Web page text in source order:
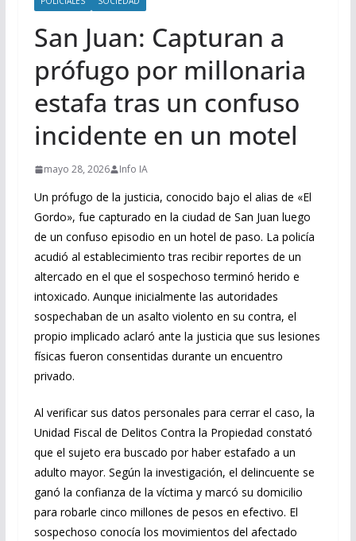
San Juan: Capturan a
prófugo por millonaria
estafa tras un confuso
incidente en un motel
mayo 28, 2026 Info IA
Un prófugo de la justicia, conocido bajo el alias de «El
Gordo», fue capturado en la ciudad de San Juan luego
de un confuso episodio en un hotel de paso. La policía
acudió al establecimiento tras recibir reportes de un
altercado en el que el sospechoso terminó herido e
intoxicado. Aunque inicialmente las autoridades
sospechaban de un asalto violento en su contra, el
propio implicado aclaró ante la justicia que sus lesiones
físicas fueron consentidas durante un encuentro
privado.
Al verificar sus datos personales para cerrar el caso, la
Unidad Fiscal de Delitos Contra la Propiedad constató
que el sujeto era buscado por haber estafado a un
adulto mayor. Según la investigación, el delincuente se
ganó la confianza de la víctima y marcó su domicilio
para robarle cinco millones de pesos en efectivo. El
sospechoso conocía los movimientos del afectado